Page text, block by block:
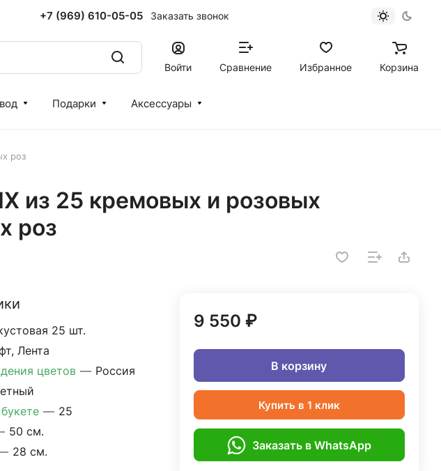
+7 (969) 610-05-05 Заказать звонок
Войти Сравнение Избранное Корзина
Подарки Аксессуары
роз
из 25 кремовых и розовых
роз
25 шт.
Лента
цветов — Россия
— 25
50 см.
28 см.
9 550 ₽
В корзину
Купить в 1 клик
Заказать в WhatsApp